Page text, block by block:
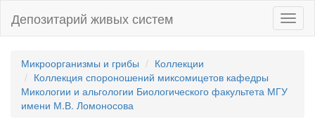
Депозитарий живых систем
Микроорганизмы и грибы
Коллекции
Коллекция спороношений миксомицетов кафедры
Микологии и альгологии Биологического факультета МГУ
имени М.В. Ломоносова